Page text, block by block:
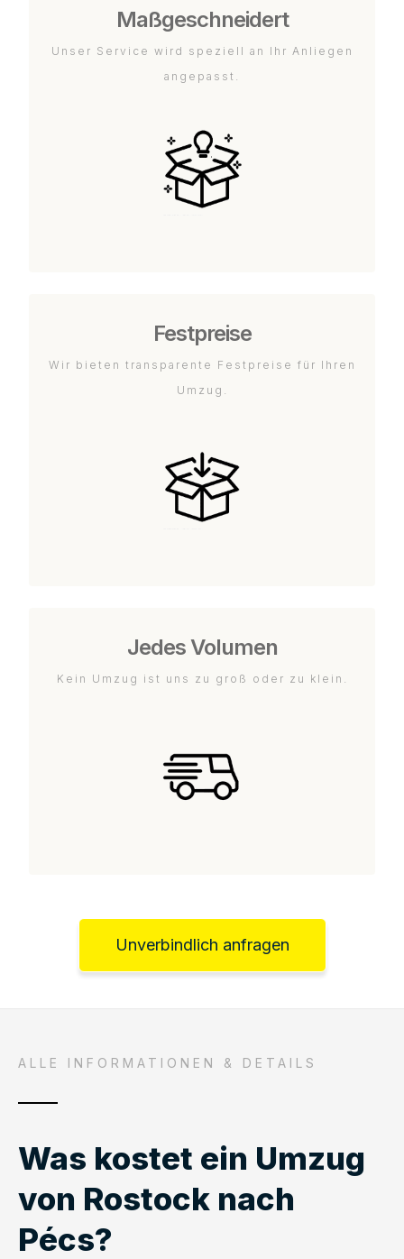
Maßgeschneidert
Unser Service wird speziell an Ihr Anliegen
angepasst.
Festpreise
Wir bieten transparente Festpreise für Ihren
Umzug.
Jedes Volumen
Kein Umzug ist uns zu groß oder zu klein.
Unverbindlich anfragen
ALLE INFORMATIONEN & DETAILS
Was kostet ein Umzug
von Rostock nach
Pécs?